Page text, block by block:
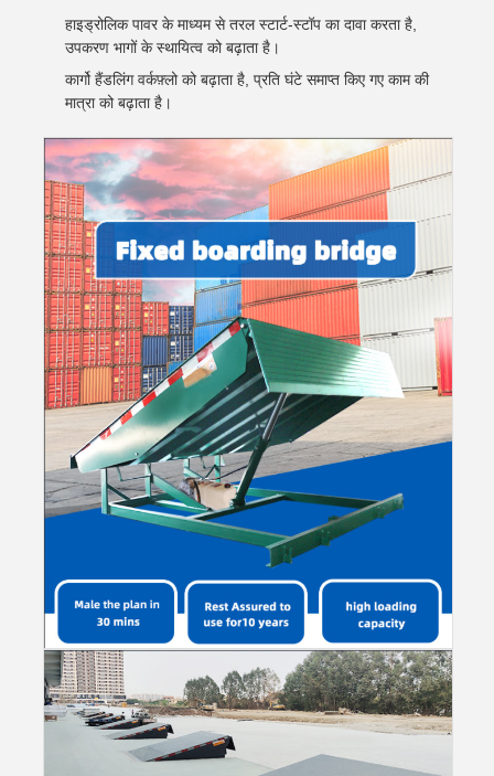
हाइड्रोलिक पावर के माध्यम से तरल स्टार्ट-स्टॉप का दावा करता है,
उपकरण भागों के स्थायित्व को बढ़ाता है।
कार्गो हैंडलिंग वर्कफ़्लो को बढ़ाता है, प्रति घंटे समाप्त किए गए काम की
मात्रा को बढ़ाता है।